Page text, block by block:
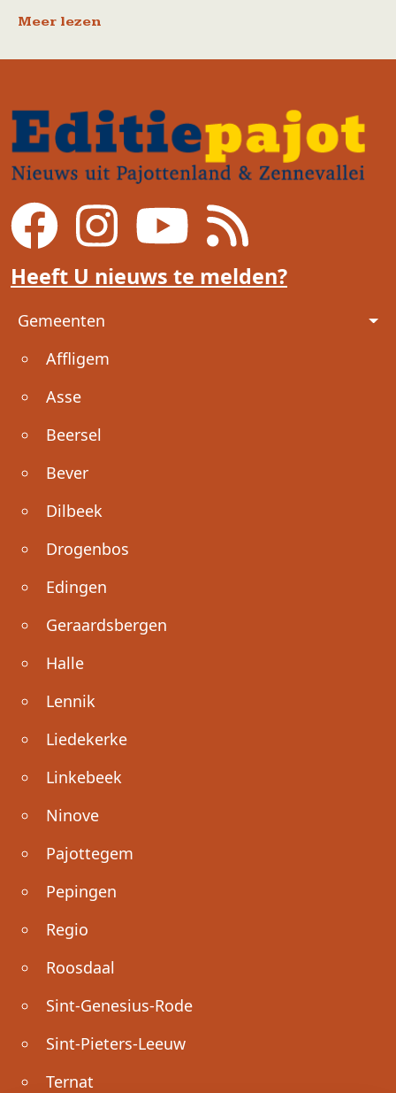
Meer lezen
Heeft U nieuws te melden?
Voet
Gemeenten
Affligem
Asse
Beersel
Bever
Dilbeek
Drogenbos
Edingen
Geraardsbergen
Halle
Lennik
Liedekerke
Linkebeek
Ninove
Pajottegem
Pepingen
Regio
Roosdaal
Sint-Genesius-Rode
Sint-Pieters-Leeuw
Ternat